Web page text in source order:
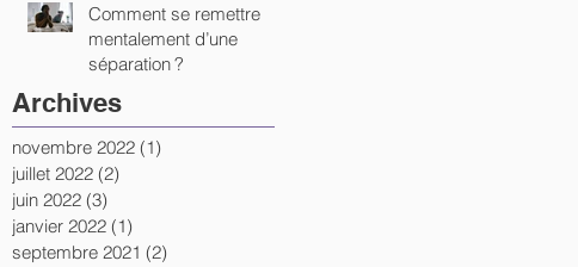
Comment se remettre
mentalement d’une
séparation ?
Archives
novembre 2022 (1)
juillet 2022 (2)
juin 2022 (3)
janvier 2022 (1)
septembre 2021 (2)